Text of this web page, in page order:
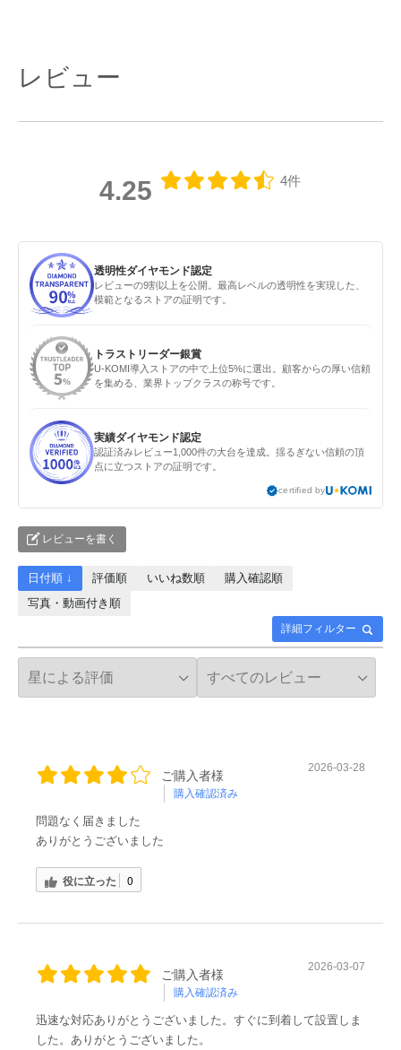
レビュー
4.25 4件
透明性ダイヤモンド認定
レビューの9割以上を公開。最高レベルの透明性を実現した、
模範となるストアの証明です。
トラストリーダー銀賞
U-KOMI導入ストアの中で上位5%に選出。顧客からの厚い信頼
を集める、業界トップクラスの称号です。
実績ダイヤモンド認定
認証済みレビュー1,000件の大台を達成。揺るぎない信頼の頂
点に立つストアの証明です。
certified by
レビューを書く
詳細フィルター
日付順 ↓ 評価順 いいね数順
購入確認順
写真・動画付き順
ご購入者様
購入確認済み
2026-03-28
問題なく届きました
ありがとうございました
役に立った 0
ご購入者様
購入確認済み
2026-03-07
迅速な対応ありがとうございました。すぐに到着して設置しま
した。ありがとうございました。